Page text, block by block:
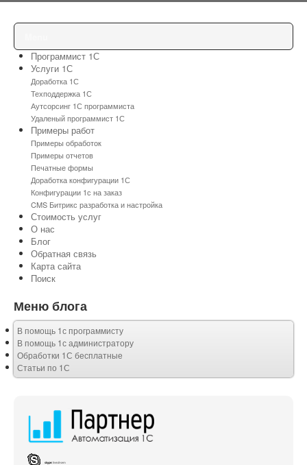
Программист 1С
Услуги 1С
Доработка 1С
Техподдержка 1С
Аутсорсинг 1С программиста
Удаленый программист 1С
Примеры работ
Примеры обработок
Примеры отчетов
Печатные формы
Доработка конфигурации 1С
Конфигурации 1с на заказ
CMS Битрикс разработка и настройка
Стоимость услуг
О нас
Блог
Обратная связь
Карта сайта
Поиск
Меню блога
В помощь 1с программисту
В помощь 1с администратору
Обработки 1С бесплатные
Статьи по 1С
skype:live:di-sem